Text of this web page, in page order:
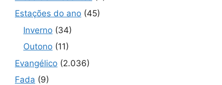
Estações do ano (45)
Inverno (34)
Outono (11)
Evangélico (2.036)
Fada (9)